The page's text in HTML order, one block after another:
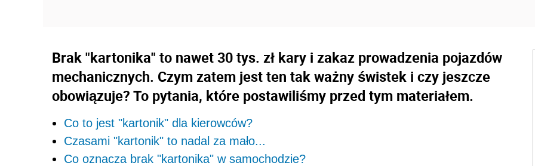
Brak "kartonika" to nawet 30 tys. zł kary i zakaz prowadzenia pojazdów
mechanicznych. Czym zatem jest ten tak ważny świstek i czy jeszcze
obowiązuje? To pytania, które postawiliśmy przed tym materiałem.
Co to jest "kartonik" dla kierowców?
Czasami "kartonik" to nadal za mało...
Co oznacza brak "kartonika" w samochodzie?